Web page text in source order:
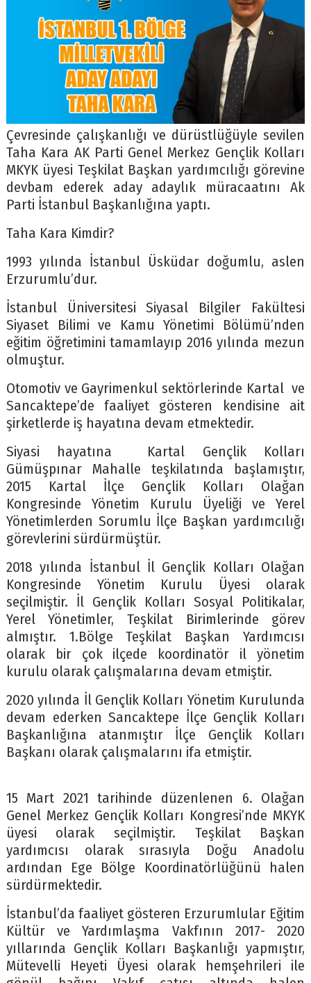
Çevresinde çalışkanlığı ve dürüstlüğüyle sevilen
Taha Kara AK Parti Genel Merkez Gençlik Kolları
MKYK üyesi Teşkilat Başkan yardımcılığı görevine
devbam ederek aday adaylık müracaatını Ak
Parti İstanbul Başkanlığına yaptı.
Taha Kara Kimdir?
1993 yılında İstanbul Üsküdar doğumlu, aslen
Erzurumlu’dur.
İstanbul Üniversitesi Siyasal Bilgiler Fakültesi
Siyaset Bilimi ve Kamu Yönetimi Bölümü’nden
eğitim öğretimini tamamlayıp 2016 yılında mezun
olmuştur.
Otomotiv ve Gayrimenkul sektörlerinde Kartal ve
Sancaktepe’de faaliyet gösteren kendisine ait
şirketlerde iş hayatına devam etmektedir.
Siyasi hayatına Kartal Gençlik Kolları
Gümüşpınar Mahalle teşkilatında başlamıştır,
2015 Kartal İlçe Gençlik Kolları Olağan
Kongresinde Yönetim Kurulu Üyeliği ve Yerel
Yönetimlerden Sorumlu İlçe Başkan yardımcılığı
görevlerini sürdürmüştür.
2018 yılında İstanbul İl Gençlik Kolları Olağan
Kongresinde Yönetim Kurulu Üyesi olarak
seçilmiştir. İl Gençlik Kolları Sosyal Politikalar,
Yerel Yönetimler, Teşkilat Birimlerinde görev
almıştır. 1.Bölge Teşkilat Başkan Yardımcısı
olarak bir çok ilçede koordinatör il yönetim
kurulu olarak çalışmalarına devam etmiştir.
2020 yılında İl Gençlik Kolları Yönetim Kurulunda
devam ederken Sancaktepe İlçe Gençlik Kolları
Başkanlığına atanmıştır İlçe Gençlik Kolları
Başkanı olarak çalışmalarını ifa etmiştir.
15 Mart 2021 tarihinde düzenlenen 6. Olağan
Genel Merkez Gençlik Kolları Kongresi’nde MKYK
üyesi olarak seçilmiştir. Teşkilat Başkan
yardımcısı olarak sırasıyla Doğu Anadolu
ardından Ege Bölge Koordinatörlüğünü halen
sürdürmektedir.
İstanbul’da faaliyet gösteren Erzurumlular Eğitim
Kültür ve Yardımlaşma Vakfının 2017- 2020
yıllarında Gençlik Kolları Başkanlığı yapmıştır,
Mütevelli Heyeti Üyesi olarak hemşehrileri ile